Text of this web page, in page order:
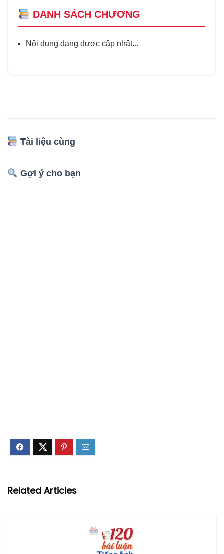
DANH SÁCH CHƯƠNG
Nội dung đang được cập nhật...
Tài liệu cùng
Gợi ý cho bạn
Related Articles